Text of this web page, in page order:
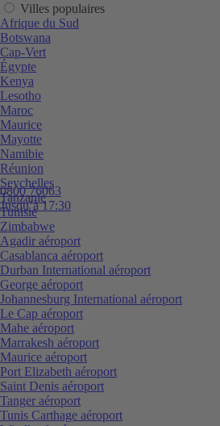
0800 76063
Jusqu’à 17:30
Villes populaires
Afrique du Sud
Botswana
Cap-Vert
Égypte
Kenya
Lesotho
Maroc
Maurice
Mayotte
Namibie
Réunion
Seychelles
Tanzanie
Tunisie
Zimbabwe
Agadir aéroport
Casablanca aéroport
Durban International aéroport
George aéroport
Johannesburg International aéroport
Le Cap aéroport
Mahe aéroport
Marrakesh aéroport
Maurice aéroport
Port Elizabeth aéroport
Saint Denis aéroport
Tanger aéroport
Tunis Carthage aéroport